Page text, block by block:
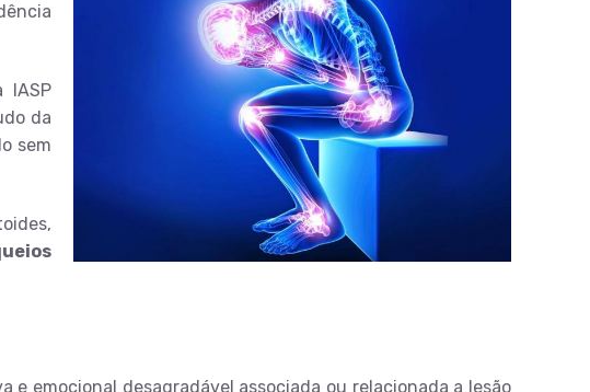
IASP
da
sem
e emocional desagradável associada ou relacionada a lesão